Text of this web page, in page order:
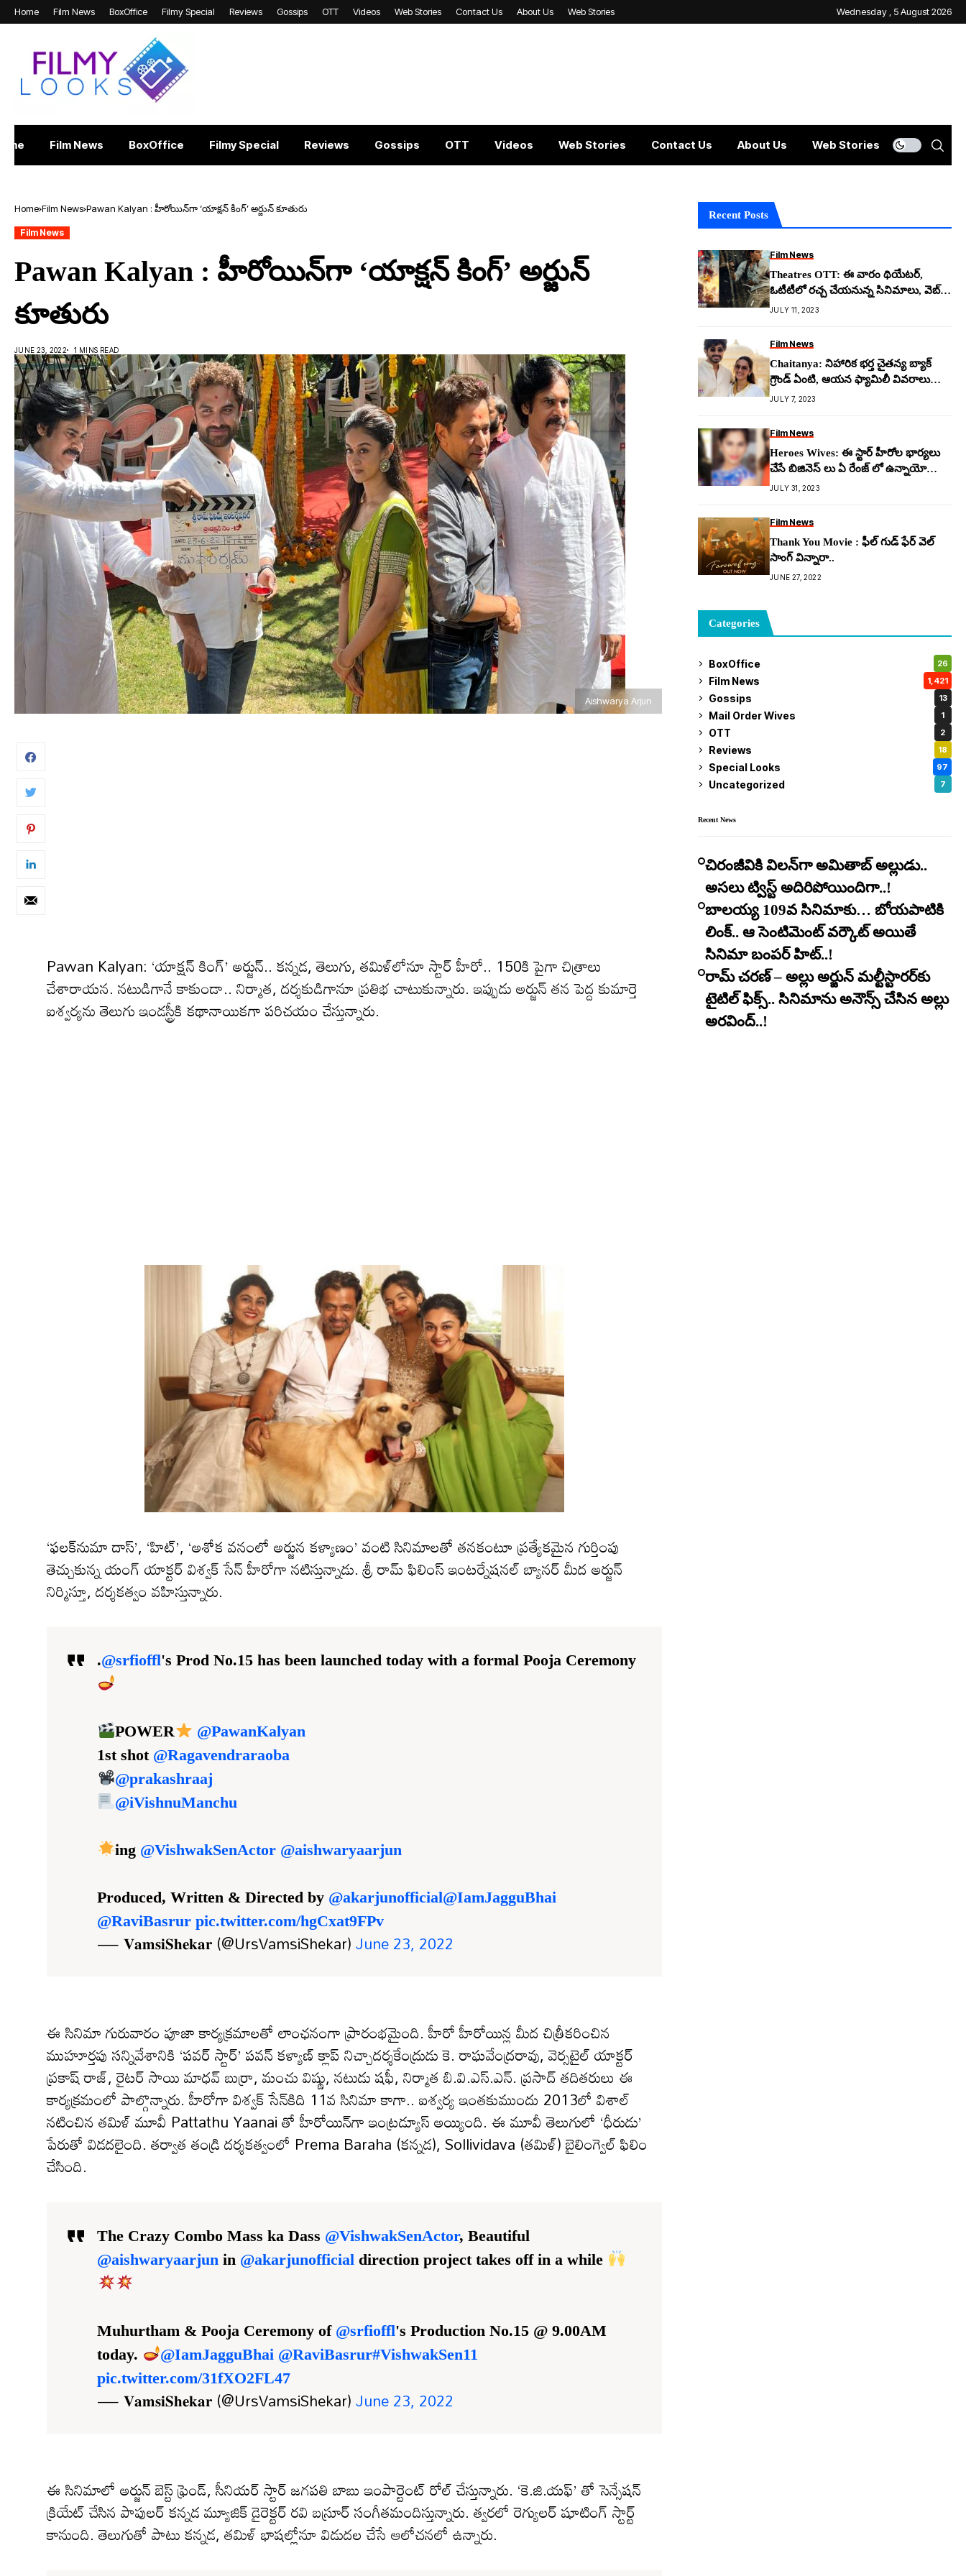
Home Film News BoxOffice Filmy Special Reviews Gossips OTT Videos Web Stories Contact Us About Us Web Stories Wednesday , 5 August 2026
Film News BoxOffice Filmy Special Reviews Gossips OTT Videos Web Stories Contact Us About Us Web Stories
Home Film News Pawan Kalyan : హీరోయిన్‌గా ‘యాక్షన్ కింగ్’ అర్జున్ కూతురు
Film News
Pawan Kalyan : హీరోయిన్‌గా ‘యాక్షన్ కింగ్’ అర్జున్
కూతురు
JUNE 23, 2022 1 MINS READ
Aishwarya Arjun
Pawan Kalyan: ‘యాక్షన్ కింగ్’ అర్జున్.. కన్నడ, తెలుగు, తమిళ్‌లోనూ స్టార్ హీరో.. 150కి పైగా చిత్రాలు
చేశారాయన. నటుడిగానే కాకుండా.. నిర్మాత, దర్శకుడిగానూ ప్రతిభ చాటుకున్నారు. ఇప్పుడు అర్జున్ తన పెద్ద కుమార్తె
ఐశ్వర్యను తెలుగు ఇండస్ట్రీకి కథానాయికగా పరిచయం చేస్తున్నారు.
‘ఫలక్‌నుమా దాస్’, ‘హిట్’, ‘అశోక వనంలో అర్జున కళ్యాణం’ వంటి సినిమాలతో తనకంటూ ప్రత్యేకమైన గుర్తింపు
తెచ్చుకున్న యంగ్ యాక్టర్ విశ్వక్ సేన్ హీరోగా నటిస్తున్నాడు. శ్రీ రామ్ ఫిలింస్ ఇంటర్నేషనల్ బ్యానర్ మీద అర్జున్
నిర్మిస్తూ, దర్శకత్వం వహిస్తున్నారు.
.@srfioffl's Prod No.15 has been launched today with a formal Pooja Ceremony
POWER
@PawanKalyan
1st shot @Ragavendraraoba
@prakashraaj
@iVishnuManchu
ing @VishwakSenActor @aishwaryaarjun
Produced, Written & Directed by @akarjunofficial@IamJagguBhai
@RaviBasrur pic.twitter.com/hgCxat9FPv
— 𝐕𝐚𝐦𝐬𝐢𝐒𝐡𝐞𝐤𝐚𝐫 (@UrsVamsiShekar)June 23, 2022
ఈ సినిమా గురువారం పూజా కార్యక్రమాలతో లాంఛనంగా ప్రారంభమైంది. హీరో హీరోయిన్ల మీద చిత్రీకరించిన
ముహూర్తపు సన్నివేశానికి ‘పవర్ స్టార్’ పవన్ కళ్యాణ్ క్లాప్ నిచ్చాదర్శకేంద్రుడు కె. రాఘవేంద్రరావు, వెర్సటైల్ యాక్టర్
ప్రకాష్ రాజ్, రైటర్ సాయి మాధవ్ బుర్రా, మంచు విష్ణు, నటుడు షఫీ, నిర్మాత బి.వి.ఎస్.ఎన్. ప్రసాద్ తదితరులు ఈ
కార్యక్రమంలో పాల్గొన్నారు. హీరోగా విశ్వక్ సేన్‌కిది 11వ సినిమా కాగా.. ఐశ్వర్య ఇంతకుముందు 2013లో విశాల్
నటించిన తమిళ్ మూవీ Pattathu Yaanai తో హీరోయిన్‌గా ఇంట్రడ్యూస్ అయ్యింది. ఈ మూవీ తెలుగులో ‘ధీరుడు’
పేరుతో విడదలైంది. తర్వాత తండ్రి దర్శకత్వంలో Prema Baraha (కన్నడ), Sollividava (తమిళ్) బైలింగ్వెల్ ఫిలిం
చేసింది.
The Crazy Combo Mass ka Dass @VishwakSenActor, Beautiful
@aishwaryaarjun in @akarjunofficial direction project takes off in a while
Muhurtham & Pooja Ceremony of @srfioffl's Production No.15 @ 9.00AM
today.
@IamJagguBhai @RaviBasrur#VishwakSen11
pic.twitter.com/31fXO2FL47
— 𝐕𝐚𝐦𝐬𝐢𝐒𝐡𝐞𝐤𝐚𝐫 (@UrsVamsiShekar)June 23, 2022
ఈ సినిమాలో అర్జున్ బెస్ట్ ఫ్రెండ్, సీనియర్ స్టార్ జగపతి బాబు ఇంపార్టెంట్ రోల్ చేస్తున్నారు. ‘కె.జి.యఫ్’ తో సెన్సేషన్
క్రియేట్ చేసిన పాపులర్ కన్నడ మ్యూజిక్ డైరెక్టర్ రవి బస్రూర్ సంగీతమందిస్తున్నారు. త్వరలో రెగ్యులర్ షూటింగ్ స్టార్ట్
కానుంది. తెలుగుతో పాటు కన్నడ, తమిళ్ భాషల్లోనూ విడుదల చేసే ఆలోచనలో ఉన్నారు.
Recent Posts
Film News
Theatres OTT: ఈ వారం థియేట‌ర్,
ఓటీటీలో ర‌చ్చ చేయ‌నున్న సినిమాలు, వెబ్
సిరీస్‌లు ఇవే..!
JULY 11, 2023
Film News
Chaitanya: నిహారిక భర్త చైతన్య బ్యాక్
గ్రౌండ్ ఏంటి, ఆయన ఫ్యామిలీ వివరాలు
ఏంటి
JULY 7, 2023
Film News
Heroes Wives: ఈ స్టార్ హీరోల భార్యలు
చేసే బిజినెస్ లు ఏ రేంజ్ లో ఉన్నాయో
చూశారా?
JULY 31, 2023
Film News
Thank You Movie : ఫీల్ గుడ్ ఫేర్ వెల్
సాంగ్ విన్నారా..
JUNE 27, 2022
Categories
BoxOffice 26
Film News 1,421
Gossips 13
Mail Order Wives 1
OTT 2
Reviews 18
Special Looks 97
Uncategorized 7
Recent News
చిరంజీవికి విలన్‌గా అమితాబ్ అల్లుడు..
అసలు ట్విస్ట్ అదిరిపోయిందిగా..!
బాలయ్య 109వ సినిమాకు… బోయపాటికి
లింక్.. ఆ సెంటిమెంట్ వర్కౌట్ అయితే
సినిమా బంపర్ హిట్..!
రామ్ చరణ్ – అల్లు అర్జున్ మల్టీస్టారర్​కు
టైటిల్ ఫిక్స్.. సినిమాను అనౌన్స్ చేసిన అల్లు
అరవింద్..!